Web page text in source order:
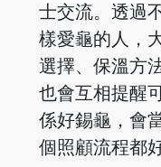
士交流。透過
樣愛龜的人，
選擇、保溫方
也會互相提醒
係好錫龜，會
個照顧流程都